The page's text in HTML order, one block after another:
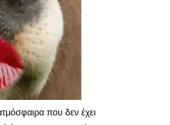
που δεν έχει